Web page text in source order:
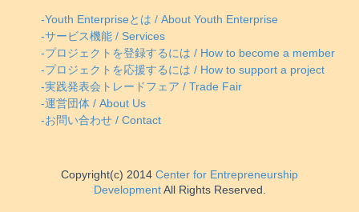
-Youth Enterpriseとは / About Youth Enterprise
-サービス機能 / Services
-プロジェクトを登録するには / How to become a member
-プロジェクトを応援するには / How to support a project
-実践発表会トレードフェア / Trade Fair
-運営団体 / About Us
-お問い合わせ / Contact
Copyright(c) 2014 Center for Entrepreneurship
DevelopmentAll Rights Reserved.